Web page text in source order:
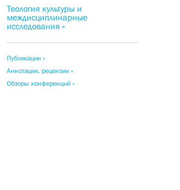
Теология культуры и
междисциплинарные
исследования »
Публикации »
Аннотации, рецензии »
Обзоры конференций »